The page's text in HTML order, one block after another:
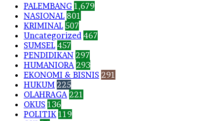
PALEMBANG 1,679
NASIONAL 801
KRIMINAL 507
Uncategorized 467
SUMSEL 457
PENDIDIKAN 297
HUMANIORA 293
EKONOMI & BISNIS 291
HUKUM 225
OLAHRAGA 221
OKUS 136
POLITIK 119